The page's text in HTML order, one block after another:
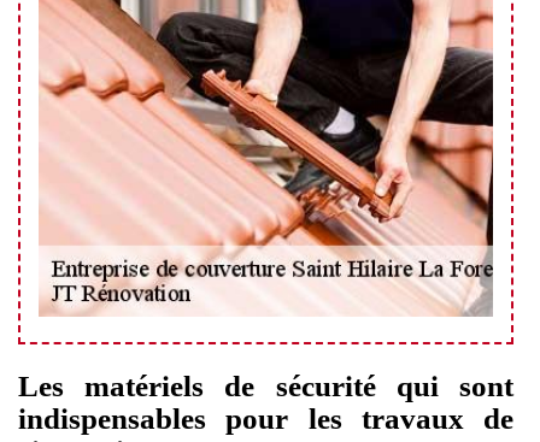
Les matériels de sécurité qui sont
indispensables pour les travaux de